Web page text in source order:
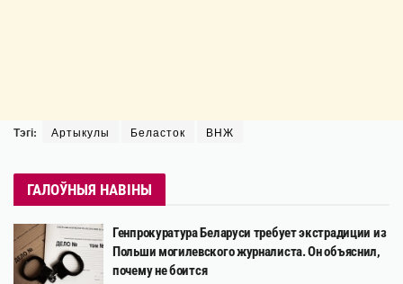
Тэгі: Артыкулы Беласток ВНЖ
ГАЛОЎНЫЯ НАВІНЫ
Генпрокуратура Беларуси требует экстрадиции из
Польши могилевского журналиста. Он объяснил,
почему не боится